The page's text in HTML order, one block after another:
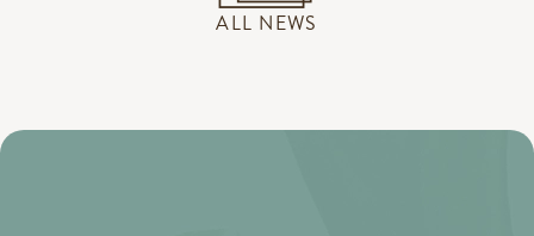
ALL NEWS